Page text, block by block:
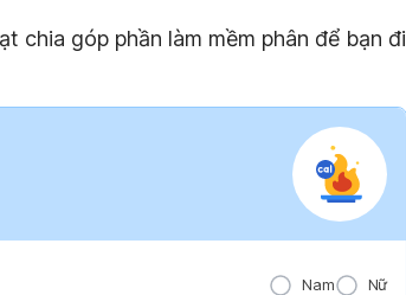
chia góp phần làm mềm phân để bạn đi
Nam Nữ